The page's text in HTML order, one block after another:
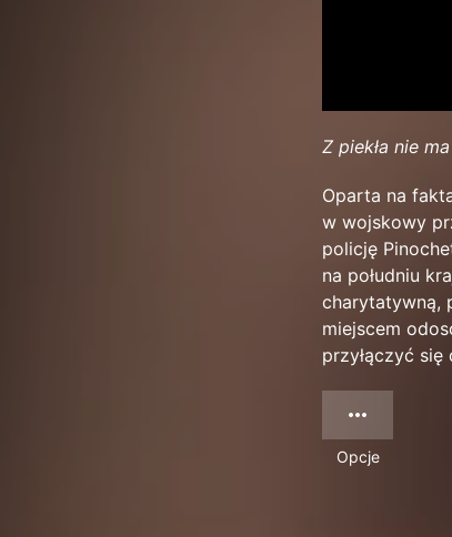
Z piekła nie
Oparta na
w wojskowy
policję
na południu
charytatywną,
miejscem
przyłączyć
Opcje